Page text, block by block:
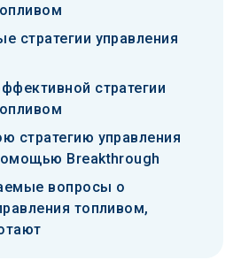
стратегии управления
стратегии
стратегию управления
Breakthrough
вопросы о
топливом,